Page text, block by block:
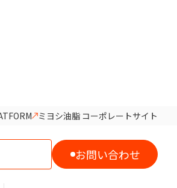
ミヨシ油脂 コーポレートサイト
お問い合わせ
品